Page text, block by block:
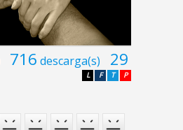
716 descarga(s) 29
P
T
F
L